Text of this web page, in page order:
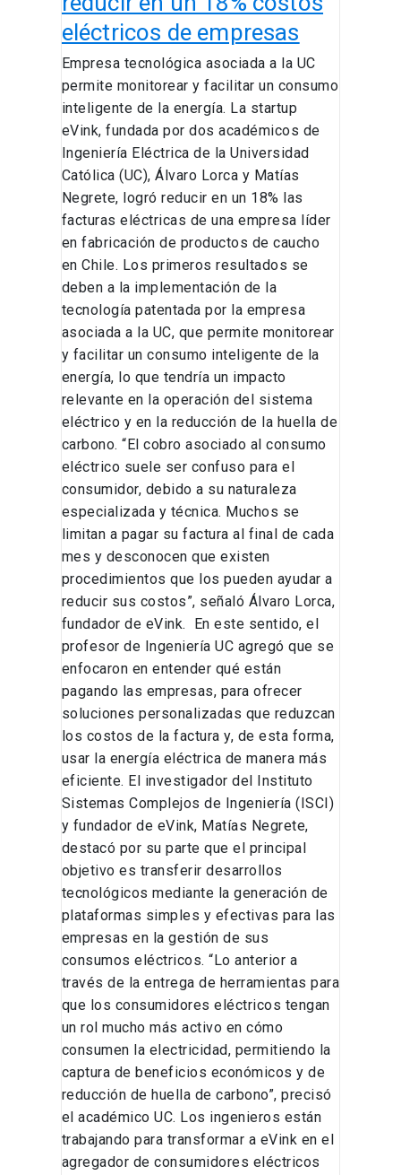
eléctricos de empresas
Empresa tecnológica asociada a la UC
permite monitorear y facilitar un consumo
inteligente de la energía. La startup
eVink, fundada por dos académicos de
Ingeniería Eléctrica de la Universidad
Católica (UC), Álvaro Lorca y Matías
Negrete, logró reducir en un 18% las
facturas eléctricas de una empresa líder
en fabricación de productos de caucho
en Chile. Los primeros resultados se
deben a la implementación de la
tecnología patentada por la empresa
asociada a la UC, que permite monitorear
y facilitar un consumo inteligente de la
energía, lo que tendría un impacto
relevante en la operación del sistema
eléctrico y en la reducción de la huella de
carbono. “El cobro asociado al consumo
eléctrico suele ser confuso para el
consumidor, debido a su naturaleza
especializada y técnica. Muchos se
limitan a pagar su factura al final de cada
mes y desconocen que existen
procedimientos que los pueden ayudar a
reducir sus costos”, señaló Álvaro Lorca,
fundador de eVink. En este sentido, el
profesor de Ingeniería UC agregó que se
enfocaron en entender qué están
pagando las empresas, para ofrecer
soluciones personalizadas que reduzcan
los costos de la factura y, de esta forma,
usar la energía eléctrica de manera más
eficiente. El investigador del Instituto
Sistemas Complejos de Ingeniería (ISCI)
y fundador de eVink, Matías Negrete,
destacó por su parte que el principal
objetivo es transferir desarrollos
tecnológicos mediante la generación de
plataformas simples y efectivas para las
empresas en la gestión de sus
consumos eléctricos. “Lo anterior a
través de la entrega de herramientas para
que los consumidores eléctricos tengan
un rol mucho más activo en cómo
consumen la electricidad, permitiendo la
captura de beneficios económicos y de
reducción de huella de carbono”, precisó
el académico UC. Los ingenieros están
trabajando para transformar a eVink en el
agregador de consumidores eléctricos